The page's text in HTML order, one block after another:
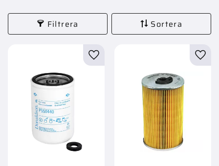
Filtrera Sortera
Lägg till i favoriter